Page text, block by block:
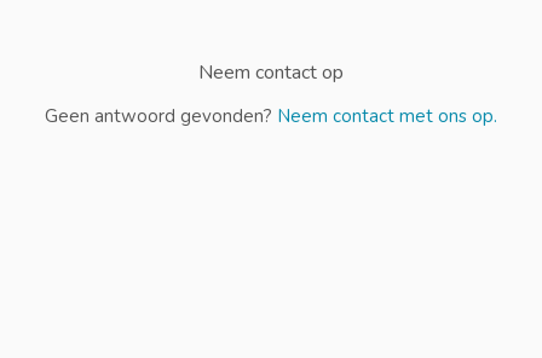
Neem contact op
Geen antwoord gevonden? Neem contact met ons op.